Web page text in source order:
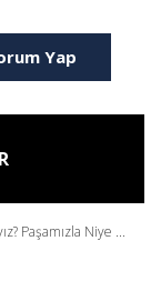
Yap
Paşamızla Niye ...